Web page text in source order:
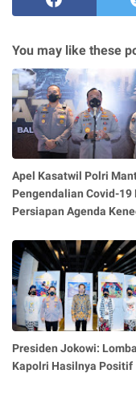
You may like these
Apel Kasatwil Polri
Pengendalian Covid-19
Persiapan Agenda
Presiden Jokowi:
Kapolri Hasilnya Positif